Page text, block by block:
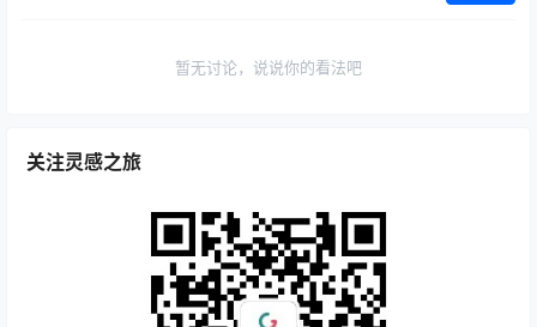
暂无讨论，说说你的看法吧
关注灵感之旅